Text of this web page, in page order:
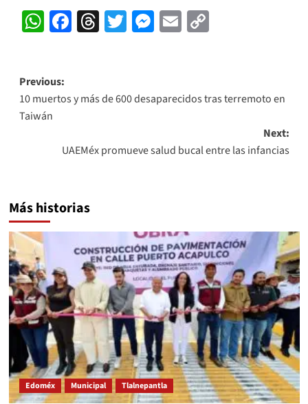
WhatsApp
Facebook
Threads
Twitter
Messenger
EmailCopy
Post
navigation
Previous:
10 muertos y más de 600 desaparecidos tras terremoto en
Taiwán
Next:
UAEMéx promueve salud bucal entre las infancias
Más historias
Edoméx Municipal Tlalnepantla